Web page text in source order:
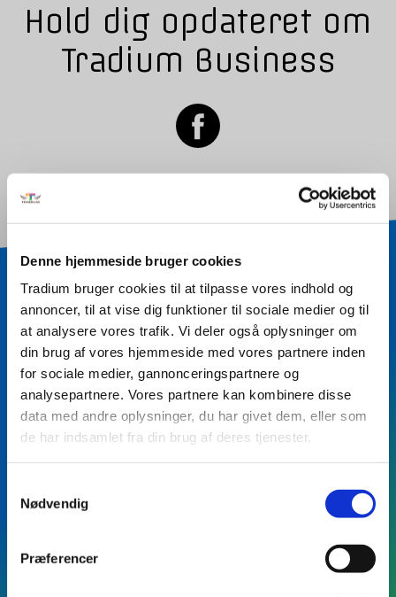
Denne hjemmeside bruger cookies
Tradium bruger cookies til at tilpasse vores indhold og
annoncer, til at vise dig funktioner til sociale medier og til
at analysere vores trafik. Vi deler også oplysninger om
din brug af vores hjemmeside med vores partnere inden
for sociale medier, gannonceringspartnere og
analysepartnere. Vores partnere kan kombinere disse
data med andre oplysninger, du har givet dem, eller som
de har indsamlet fra din brug af deres tjenester.
Nødvendig
Præferencer
Hold dig opdateret om
Tradium Business
BLIV KONTAKTET
Vil du vide mere?
Skriv dit navn og dine
kontaktinformationer, samt eventuel kort
besked - så kontakter vi dig.